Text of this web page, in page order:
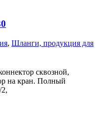
, Шланги, продукция для
сквозной,
на кран. Полный